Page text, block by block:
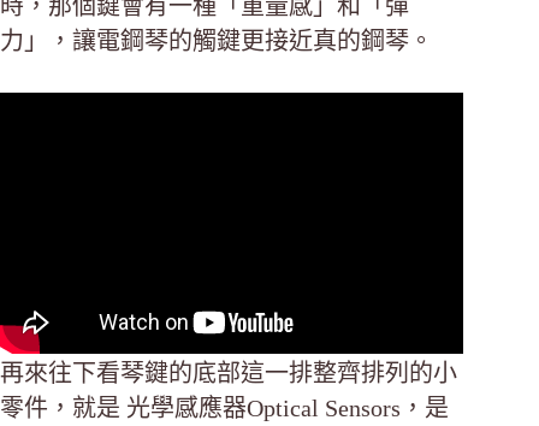
時，那個鍵會有一種「重量感」和「彈
力」，讓電鋼琴的觸鍵更接近真的鋼琴。
再來往下看琴鍵的底部這一排整齊排列的小
零件，就是 光學感應器Optical Sensors，是